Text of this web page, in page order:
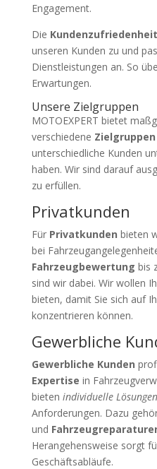
Engagement.
Die Kundenzufriedenheit
unseren Kunden zu und
Dienstleistungen an. So
Erwartungen.
Unsere Zielgruppen
MOTOEXPERT bietet
verschiedene Zielgruppen
unterschiedliche Kunden
haben. Wir sind darauf
zu erfüllen.
Privatkunden
Für Privatkunden bieten
bei
Fahrzeugbewertung bis
sind wir dabei. Wir wollen
bieten, damit Sie sich auf
konzentrieren können.
Gewerbliche
Gewerbliche Kunden
Expertise in
bieten individuelle Lösungen
Anforderungen. Dazu
und
Herangehensweise sorgt
Geschäftsabläufe.